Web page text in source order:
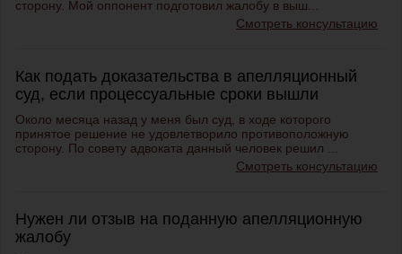
сторону. Мой оппонент подготовил жалобу в выш...
Смотреть консультацию
Как подать доказательства в апелляционный
суд, если процессуальные сроки вышли
Около месяца назад у меня был суд, в ходе которого
принятое решение не удовлетворило противоположную
сторону. По совету адвоката данный человек решил ...
Смотреть консультацию
Нужен ли отзыв на поданную апелляционную
жалобу